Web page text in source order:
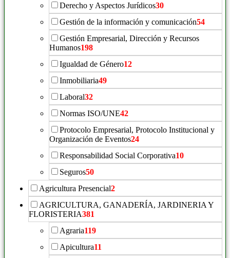
Derecho y Aspectos Jurídicos30
Gestión de la información y comunicación54
Gestión Empresarial, Dirección y Recursos
Humanos198
Igualdad de Género12
Inmobiliaria49
Laboral32
Normas ISO/UNE42
Protocolo Empresarial, Protocolo Institucional y
Organización de Eventos24
Responsabilidad Social Corporativa10
Seguros50
Agricultura Presencial2
AGRICULTURA, GANADERÍA, JARDINERIA Y
FLORISTERIA381
Agraria119
Apicultura11